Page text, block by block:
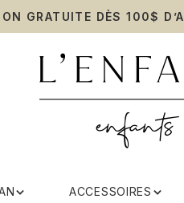
GRATUITE DÈS 100$
ACCESSOIRES